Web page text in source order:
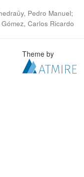
Pedro Manuel;
Carlos Ricardo
Theme by